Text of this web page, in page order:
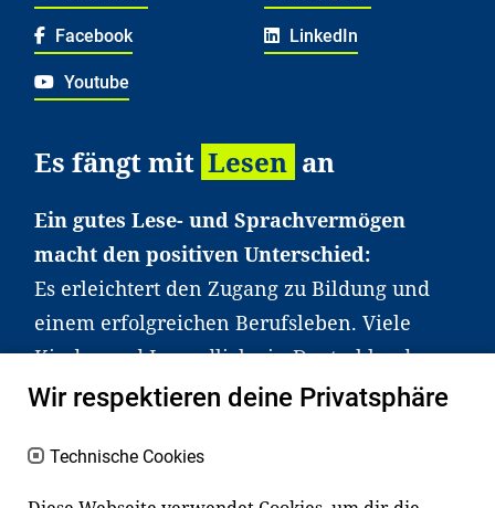
Facebook LinkedIn
Youtube
Es fängt mit Lesen an
Ein gutes Lese- und Sprachvermögen
macht den positiven Unterschied:
Es erleichtert den Zugang zu Bildung und
einem erfolgreichen Berufsleben. Viele
Kinder und Jugendliche in Deutschland
haben aber große Schwierigkeiten dabei.
an Familien sowie an Erzieher*innen,
Wir respektieren deine Privatsphäre
Technische Cookies